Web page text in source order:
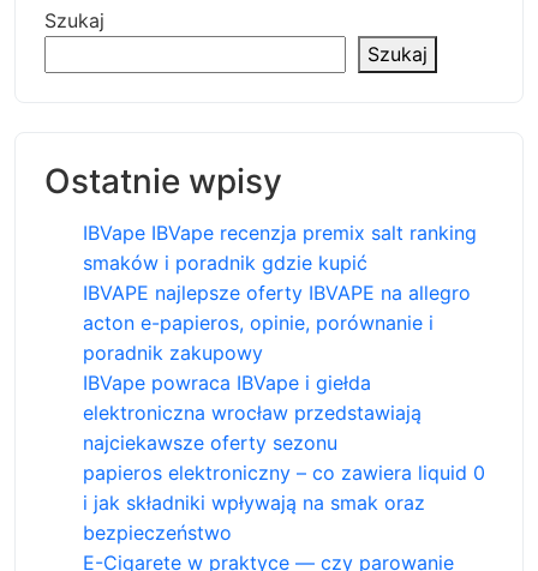
Szukaj
Szukaj
Ostatnie wpisy
IBVape IBVape recenzja premix salt ranking
smaków i poradnik gdzie kupić
IBVAPE najlepsze oferty IBVAPE na allegro
acton e-papieros, opinie, porównanie i
poradnik zakupowy
IBVape powraca IBVape i giełda
elektroniczna wrocław przedstawiają
najciekawsze oferty sezonu
papieros elektroniczny – co zawiera liquid 0
i jak składniki wpływają na smak oraz
bezpieczeństwo
E-Cigarete w praktyce — czy parowanie